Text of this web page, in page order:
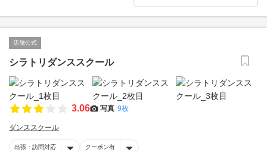
店舗公式
シラトリダンススクール
3.06 写真 9枚
ダンススクール
出張・訪問対応 クーポン有